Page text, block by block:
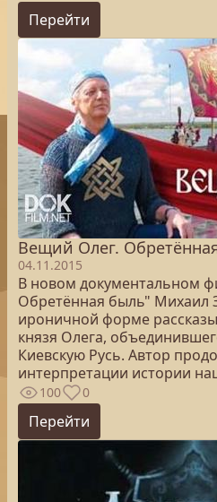
Перейти
Вещий Олег.
04.11.2015
В новом документальном
Обретённая быль" Михаил
ироничной форме
князя Олега,
Киевскую Русь. Автор
интерпретации истории
100 0
Перейти